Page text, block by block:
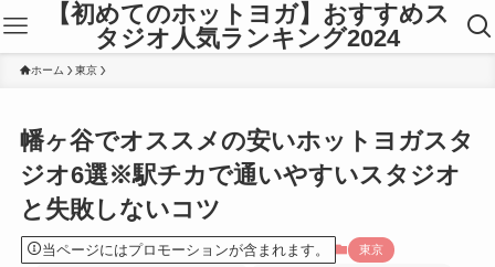
【初めてのホットヨガ】おすすめス
タジオ人気ランキング2024
ホーム 東京
幡ヶ谷でオススメの安いホットヨガスタ
ジオ6選※駅チカで通いやすいスタジオ
と失敗しないコツ
当ページにはプロモーションが含まれます。
東京